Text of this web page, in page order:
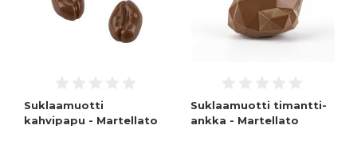
Suklaamuotti
kahvipapu - Martellato
Suklaamuotti timantti-
ankka - Martellato